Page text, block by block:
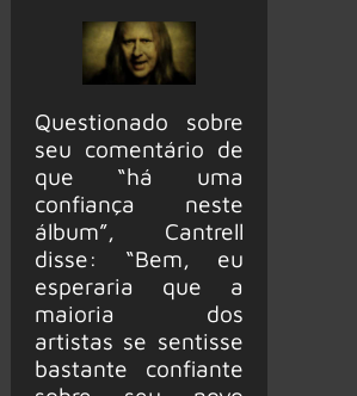
Questionado sobre
seu comentário de
que “há uma
confiança neste
álbum”, Cantrell
disse: “Bem, eu
esperaria que a
maioria dos
artistas se sentisse
bastante confiante